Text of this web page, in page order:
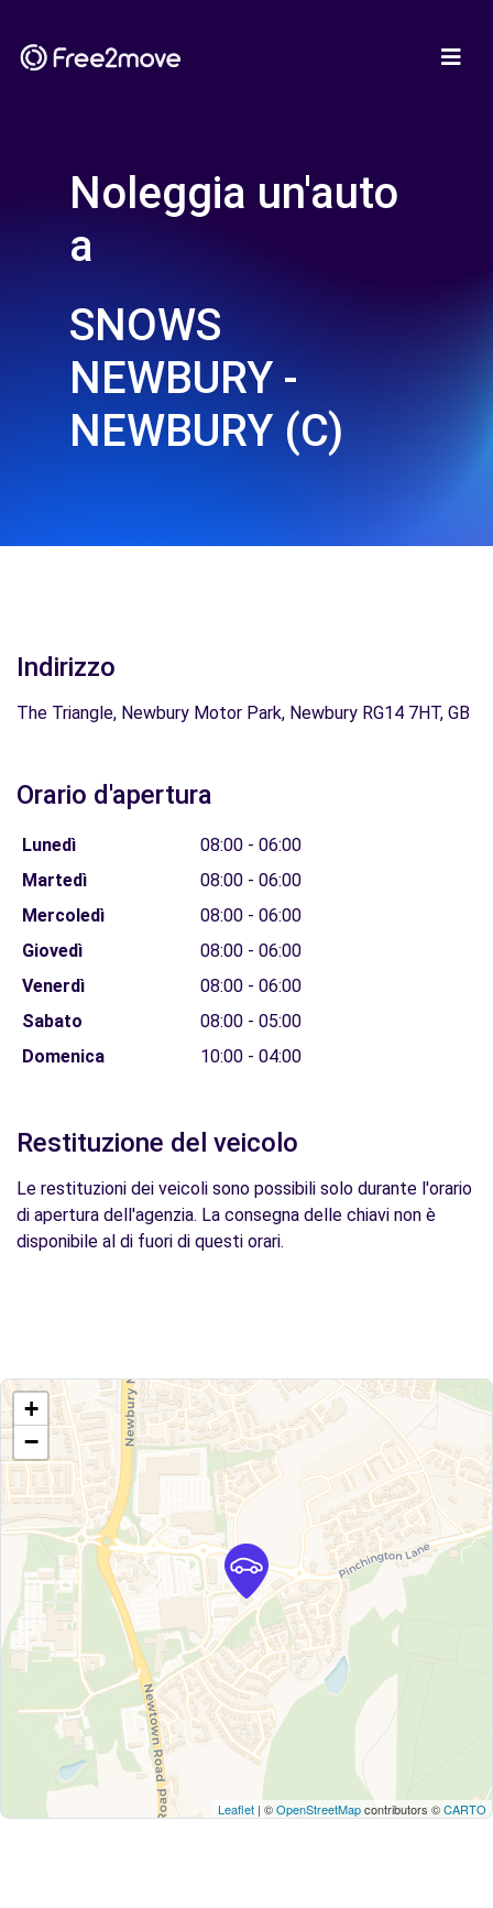
Noleggia un'auto
a
SNOWS
NEWBURY -
NEWBURY (C)
Indirizzo
The Triangle, Newbury Motor Park, Newbury RG14 7HT, GB
Orario d'apertura
Lunedì
08:00 - 06:00
Martedì
08:00 - 06:00
Mercoledì
08:00 - 06:00
Giovedì
08:00 - 06:00
Venerdì
08:00 - 06:00
Sabato
08:00 - 05:00
Domenica
10:00 - 04:00
Restituzione del veicolo
Le restituzioni dei veicoli sono possibili solo durante l'orario
di apertura dell'agenzia. La consegna delle chiavi non è
disponibile al di fuori di questi orari.
+
−
Leaflet | ©OpenStreetMapcontributors ©CARTO